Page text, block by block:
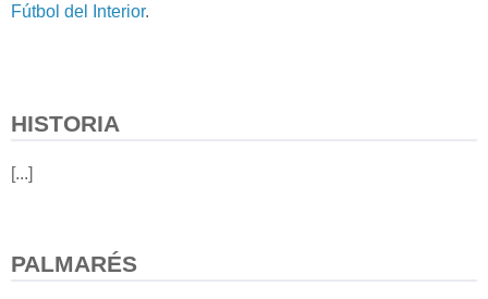
Fútbol del Interior.
HISTORIA
[...]
PALMARÉS